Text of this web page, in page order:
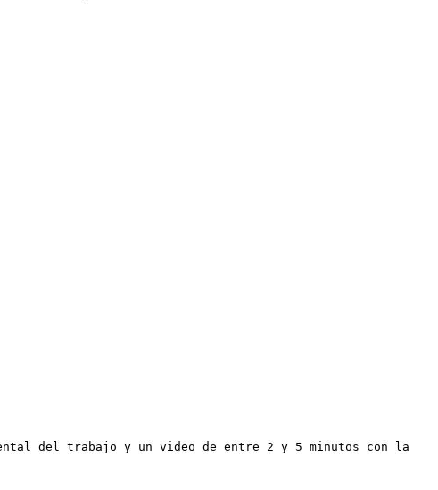
del trabajo y un video de entre 2 y 5 minutos con la